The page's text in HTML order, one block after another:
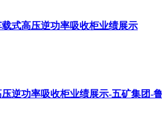
式高压逆功率吸收柜业绩展示
逆功率吸收柜业绩展示-五矿集团-